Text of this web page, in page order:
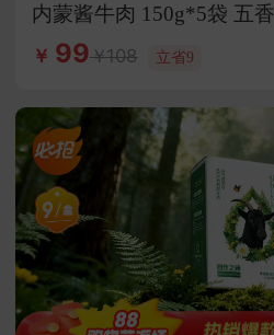
内蒙酱牛肉 150g*5袋 五
即食
￥ 99 108 立省9